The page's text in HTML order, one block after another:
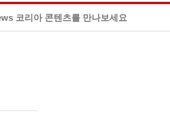
코리아 콘텐츠를 만나보세요